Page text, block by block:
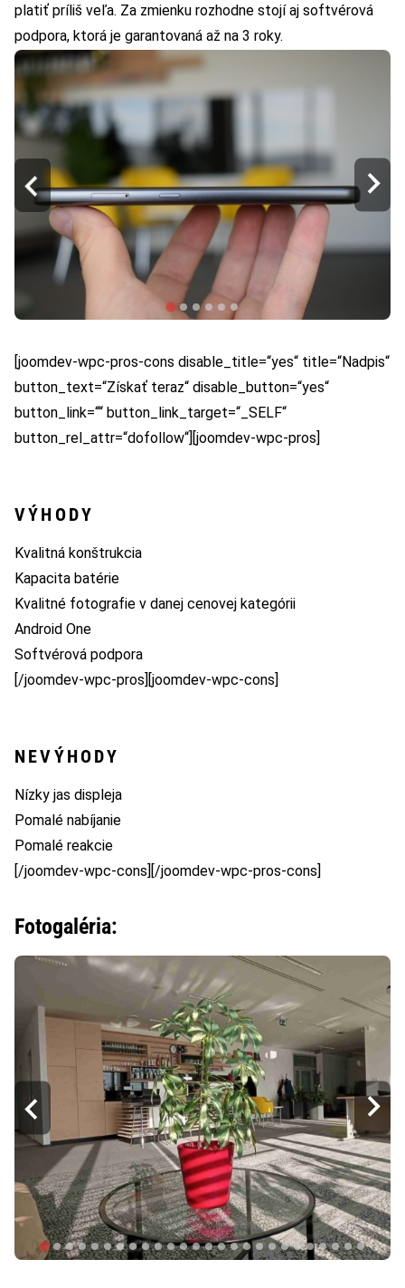
platiť príliš veľa. Za zmienku rozhodne stojí aj softvérová
podpora, ktorá je garantovaná až na 3 roky.
[joomdev-wpc-pros-cons disable_title=“yes“ title=“Nadpis“
button_text=“Získať teraz“ disable_button=“yes“
button_link=““ button_link_target=“_SELF“
button_rel_attr=“dofollow“][joomdev-wpc-pros]
VÝHODY
Kvalitná konštrukcia
Kapacita batérie
Kvalitné fotografie v danej cenovej kategórii
Android One
Softvérová podpora
[/joomdev-wpc-pros][joomdev-wpc-cons]
NEVÝHODY
Nízky jas displeja
Pomalé nabíjanie
Pomalé reakcie
[/joomdev-wpc-cons][/joomdev-wpc-pros-cons]
Fotogaléria: